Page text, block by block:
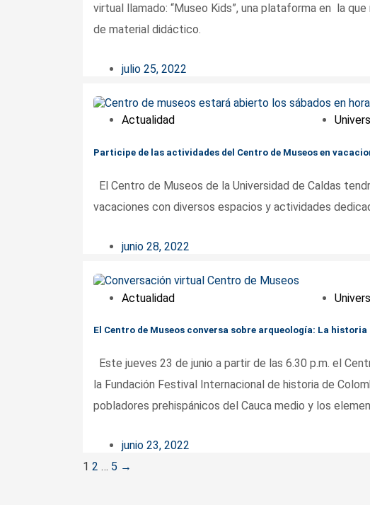
virtual llamado: “Museo Kids”, una plataforma en la
de material didáctico.
julio 25, 2022
Actualidad
Participe de las actividades del Centro de Museos en
El Centro de Museos de la Universidad de Caldas
vacaciones con diversos espacios y actividades
junio 28, 2022
Actualidad
El Centro de Museos conversa sobre arqueología: La
Este jueves 23 de junio a partir de las 6.30 p.m. el
la Fundación Festival Internacional de historia de
pobladores prehispánicos del Cauca medio y los
junio 23, 2022
Posts
1 2 … 5 →